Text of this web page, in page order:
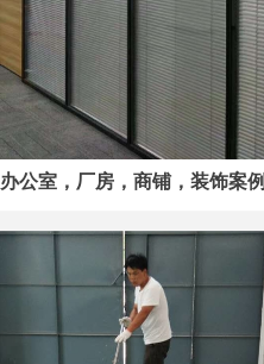
办公室，厂房，商铺，装饰案例